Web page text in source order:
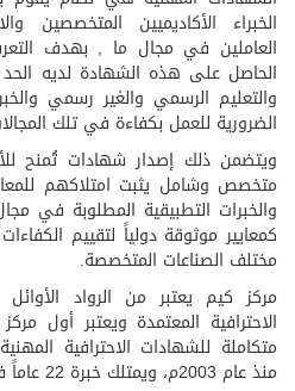
الخبراء الأكاديميين المتخصصين
العاملين في مجال ما , بهدف
الحاصل على هذه الشهادة لديه الحد
والتعليم الرسمي والغير رسمي
الضرورية للعمل بكفاءة في تلك
ويتضمن ذلك إصدار شهادات تُمنح
متخصص وشامل يثبت امتلاكهم
والخبرات التطبيقية المطلوبة في
كمعايير موثوقة دولياً لتقييم
مختلف الصناعات المتخصصة.
مركز كيم يعتبر من الرواد
الاحترافية المعتمدة ويعتبر أول
متكاملة للشهادات الاحترافية
منذ عام 2003م، ويمتلك خبرة 22 عاماً في هذا المجال.